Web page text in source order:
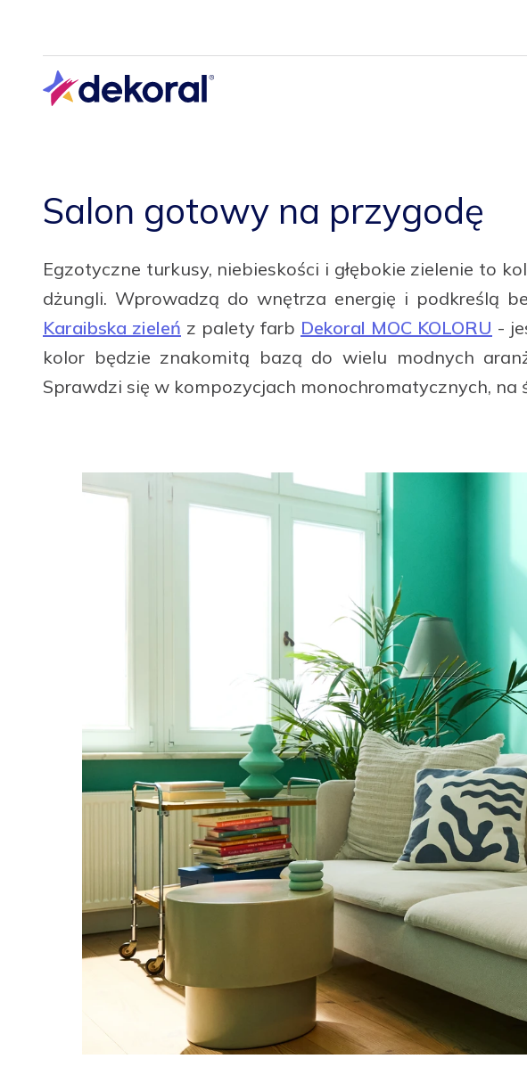
głównej
Salon gotowy na przygodę
Egzotyczne turkusy, niebieskości i głębokie zielenie to
dżungli. Wprowadzą do wnętrza energię i podkreślą
Karaibska zieleń z palety farb Dekoral MOC KOLORU -
kolor będzie znakomitą bazą do wielu modnych
Sprawdzi się w kompozycjach monochromatycznych,